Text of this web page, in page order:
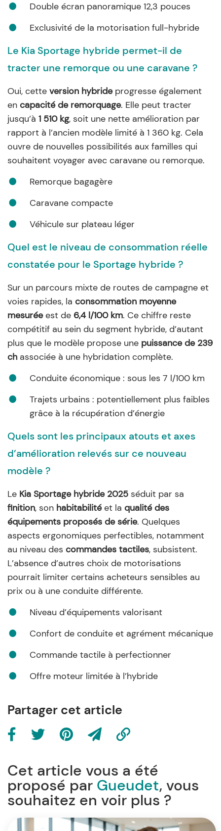
Double écran panoramique 12,3 pouces
Exclusivité de la motorisation full-hybride
Le Kia Sportage hybride permet-il de
tracter une remorque ou une caravane ?
Oui, cette version hybrideprogresse également
en capacité de remorquage. Elle peut tracter
jusqu’à 1 510 kg, soit une nette amélioration par
rapport à l’ancien modèle limité à 1 360 kg. Cela
ouvre de nouvelles possibilités aux familles qui
souhaitent voyager avec caravane ou remorque.
Remorque bagagère
Caravane compacte
Véhicule sur plateau léger
Quel est le niveau de consommation réelle
constatée pour le Sportage hybride ?
Sur un parcours mixte de routes de campagne et
voies rapides, la consommation moyenne
mesuréeest de 6,4 l/100 km. Ce chiffre reste
compétitif au sein du segment hybride, d’autant
plus que le modèle propose une puissance de 239
ch associée à une hybridation complète.
Conduite économique : sous les 7 l/100 km
Trajets urbains : potentiellement plus faibles
grâce à la récupération d’énergie
Quels sont les principaux atouts et axes
d’amélioration relevés sur ce nouveau
modèle ?
Le Kia Sportage hybride 2025 séduit par sa
finition, son habitabilitéet la qualité des
équipements proposés de série. Quelques
aspects ergonomiques perfectibles, notamment
au niveau des commandes tactiles, subsistent.
L’absence d’autres choix de motorisations
pourrait limiter certains acheteurs sensibles au
prix ou à une conduite différente.
Niveau d’équipements valorisant
Confort de conduite et agrément mécanique
Commande tactile à perfectionner
Offre moteur limitée à l’hybride
Partager cet article
Cet article vous a été
proposé par Gueudet, vous
souhaitez en voir plus ?